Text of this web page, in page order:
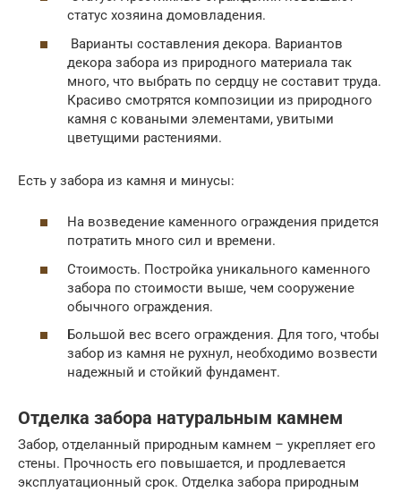
статус хозяина домовладения.
Варианты составления декора. Вариантов
декора забора из природного материала так
много, что выбрать по сердцу не составит труда.
Красиво смотрятся композиции из природного
камня с коваными элементами, увитыми
цветущими растениями.
Есть у забора из камня и минусы:
На возведение каменного ограждения придется
потратить много сил и времени.
Стоимость. Постройка уникального каменного
забора по стоимости выше, чем сооружение
обычного ограждения.
Большой вес всего ограждения. Для того, чтобы
забор из камня не рухнул, необходимо возвести
надежный и стойкий фундамент.
Отделка забора натуральным камнем
Забор, отделанный природным камнем – укрепляет его
стены. Прочность его повышается, и продлевается
эксплуатационный срок. Отделка забора природным